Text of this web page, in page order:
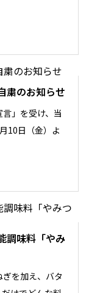
粛のお知らせ
」を受け、当
10日（金）よ
調味料「やみ
を加え、バタ